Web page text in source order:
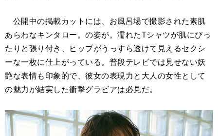
公開中の掲載カットには、お風呂場で撮影された素肌
あらわなキンタロー。の姿が。濡れたTシャツが肌にぴっ
たりと張り付き、ヒップがうっすら透けて見えるセクシ
ーな一枚に仕上がっている。普段テレビでは見せない妖
艶な表情も印象的で、彼女の表現力と大人の女性として
の魅力が結実した衝撃グラビアは必見だ。